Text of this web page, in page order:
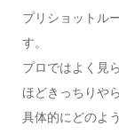
プリショットル
す。
プロではよく見
ほどきっちりや
具体的にどのよ